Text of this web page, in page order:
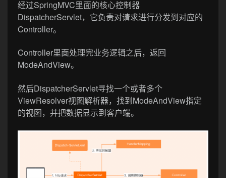
经过SpringMVC里面的核心控制器
DispatcherServlet，它负责对请求进行分发到对应的
Controller。
Controller里面处理完业务逻辑之后，返回
ModeAndView。
然后DispatcherServlet寻找一个或者多个
ViewResolver视图解析器，找到ModeAndView指定
的视图，并把数据显示到客户端。